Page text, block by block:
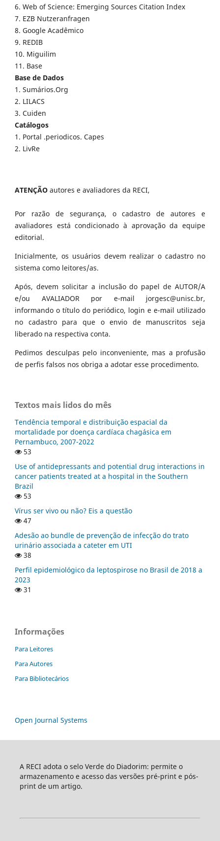
6. Web of Science: Emerging Sources Citation Index
7. EZB Nutzeranfragen
8. Google Acadêmico
9. REDIB
10. Miguilim
11. Base
Base de Dados
1. Sumários.Org
2. LILACS
3. Cuiden
Catálogos
1. Portal .periodicos. Capes
2. LivRe
ATENÇÃO autores e avaliadores da RECI,
Por razão de segurança, o cadastro de autores e
avaliadores está condicionado à aprovação da equipe
editorial.
Inicialmente, os usuários devem realizar o cadastro no
sistema como leitores/as.
Após, devem solicitar a inclusão do papel de AUTOR/A
e/ou AVALIADOR por e-mail jorgesc@unisc.br,
informando o título do periódico, login e e-mail utilizado
no cadastro para que o envio de manuscritos seja
liberado na respectiva conta.
Pedimos desculpas pelo inconveniente, mas a profusão
de perfis falsos nos obriga a adotar esse procedimento.
Textos mais lidos do mês
Tendência temporal e distribuição espacial da
mortalidade por doença cardíaca chagásica em
Pernambuco, 2007-2022
53
Use of antidepressants and potential drug interactions in
cancer patients treated at a hospital in the Southern
Brazil
53
Vírus ser vivo ou não? Eis a questão
47
Adesão ao bundle de prevenção de infecção do trato
urinário associada a cateter em UTI
38
Perfil epidemiológico da leptospirose no Brasil de 2018 a
2023
31
Informações
Para Leitores
Para Autores
Para Bibliotecários
Open Journal Systems
A RECI adota o selo Verde do Diadorim: permite o
armazenamento e acesso das versões pré-print e pós-
print de um artigo.